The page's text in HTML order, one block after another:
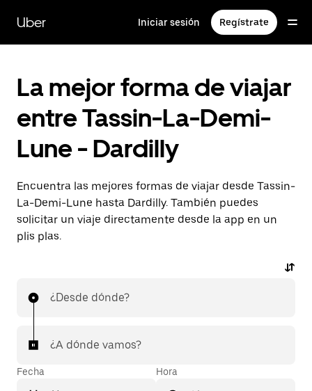
contenido
principal
Uber Iniciar sesión Regístrate
La mejor forma de viajar
entre Tassin-La-Demi-
Lune - Dardilly
Encuentra las mejores formas de viajar desde Tassin-
La-Demi-Lune hasta Dardilly. También puedes
solicitar un viaje directamente desde la app en un
plis plas.
¿Desde dónde?
¿A dónde vamos?
Fecha Hora